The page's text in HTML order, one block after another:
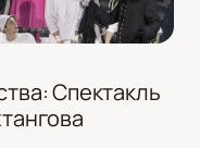
Спектакль